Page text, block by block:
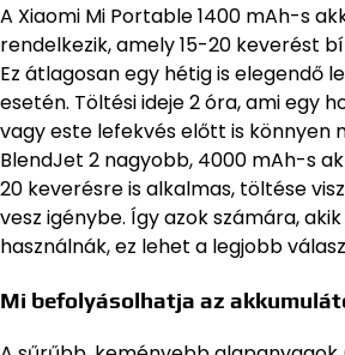
A Xiaomi Mi Portable 1400 mAh-s
rendelkezik, amely 15-20 keverést
Ez átlagosan egy hétig is elegendő
esetén. Töltési ideje 2 óra, ami egy
vagy este lefekvés előtt is könnyen
BlendJet 2 nagyobb, 4000 mAh-s
20 keverésre is alkalmas, töltése
vesz igénybe. Így azok számára,
használnák, ez lehet a legjobb
Mi befolyásolhatja az